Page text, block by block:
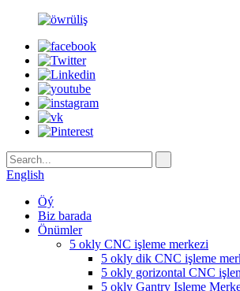
English
Öý
Biz barada
Önümler
5 okly CNC işleme merkezi
5 okly dik CNC işleme
5 okly gorizontal CNC
5 okly Gantry Işleme